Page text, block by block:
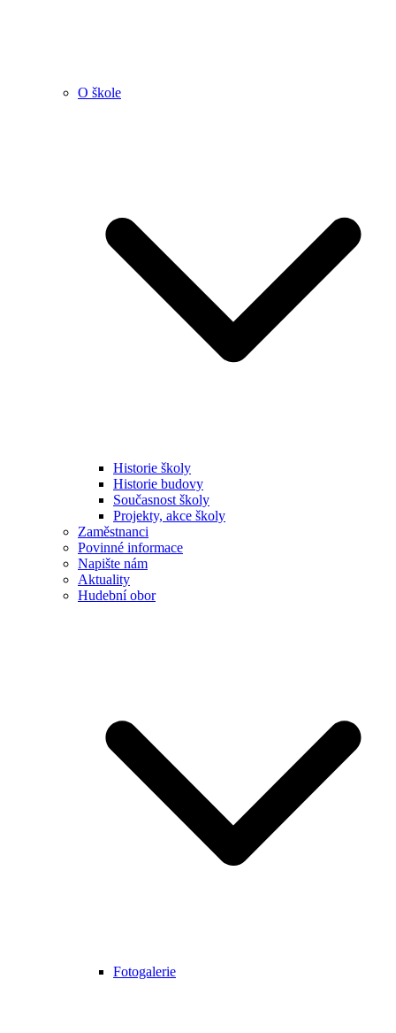
O škole
Historie školy
Historie budovy
Současnost školy
Projekty, akce školy
Zaměstnanci
Povinné informace
Napište nám
Aktuality
Hudební obor
Fotogalerie